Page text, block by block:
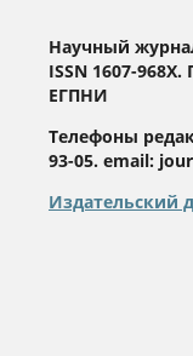
Научный
ISSN 1607-
ЕГПНИ
Телефоны
93-05. email:
Издательский